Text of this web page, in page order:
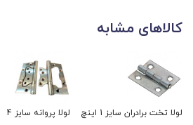
کالاهای مشابه
لولا تخت برادران سایز 1 اینچ لولا پروانه سایز 4